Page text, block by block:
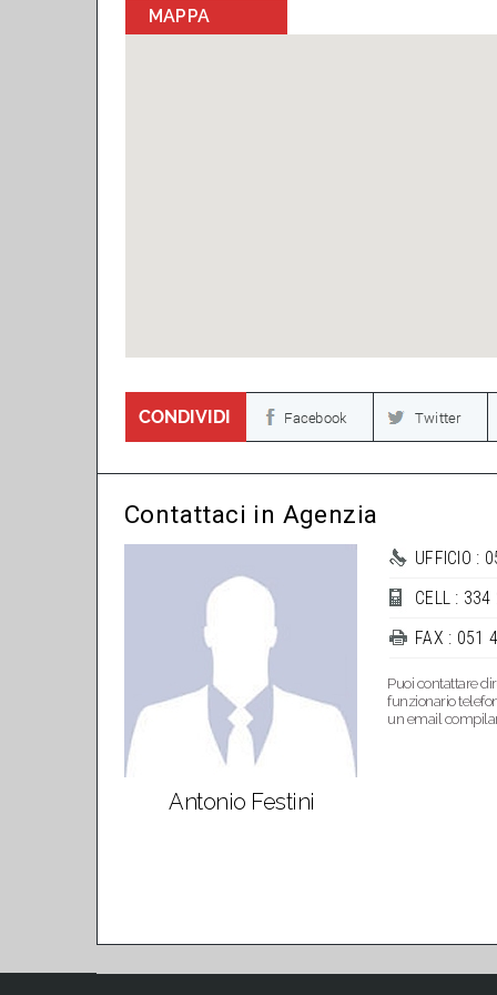
MAPPA
Contattaci in Agenzia
UFFICIO :
CELL :
FAX : 051
Puoi contattare
funzionario
un email
Antonio Festini